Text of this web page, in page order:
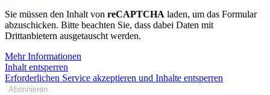
Sie müssen den Inhalt von reCAPTCHA laden, um das Formular
abzuschicken. Bitte beachten Sie, dass dabei Daten mit
Drittanbietern ausgetauscht werden.
Mehr Informationen
Inhalt entsperren
Erforderlichen Service akzeptieren und Inhalte entsperren
Abonnieren